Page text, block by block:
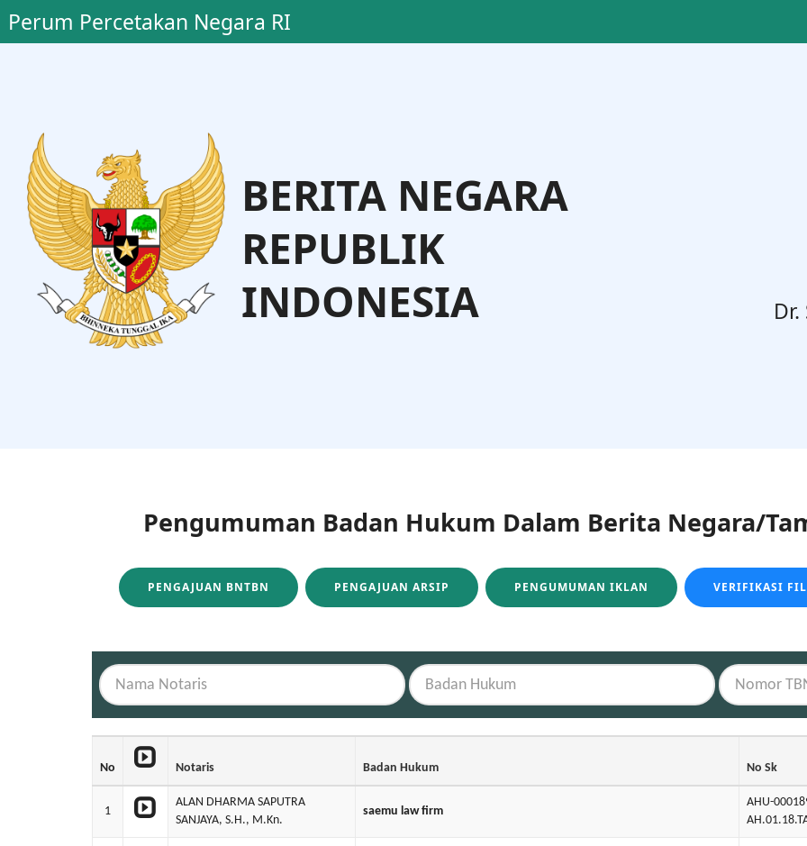
Perum Percetakan Negara RI
BERITA NEGARA
REPUBLIK
INDONESIA
Dr. Supratman Andi
Pengumuman Badan Hukum Dalam Berita Negara/
PENGAJUAN BNTBN PENGAJUAN ARSIP PENGUMUMAN IKLAN VERIFIKASI
No Notaris Badan Hukum No Sk
1
ALAN DHARMA SAPUTRA
SANJAYA, S.H., M.Kn.
saemu law firm
AHU-